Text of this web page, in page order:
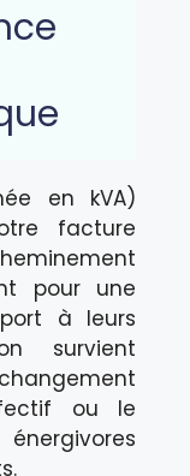
en kVA)
facture
pour une
à leurs
survient
ou le